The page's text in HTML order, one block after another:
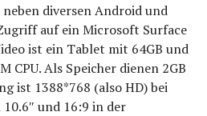
diversen Android und
auf ein Microsoft Surface
ist ein Tablet mit 64GB und
CPU. Als Speicher dienen 2GB
ist 1388*768 (also HD) bei
und 16:9 in der